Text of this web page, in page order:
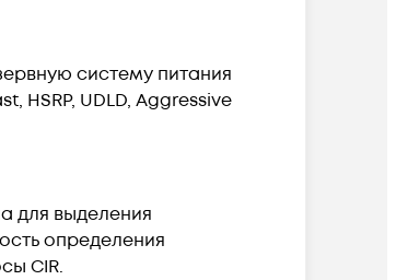
систему питания
HSRP, UDLD, Aggressive
для выделения
определения
CIR.